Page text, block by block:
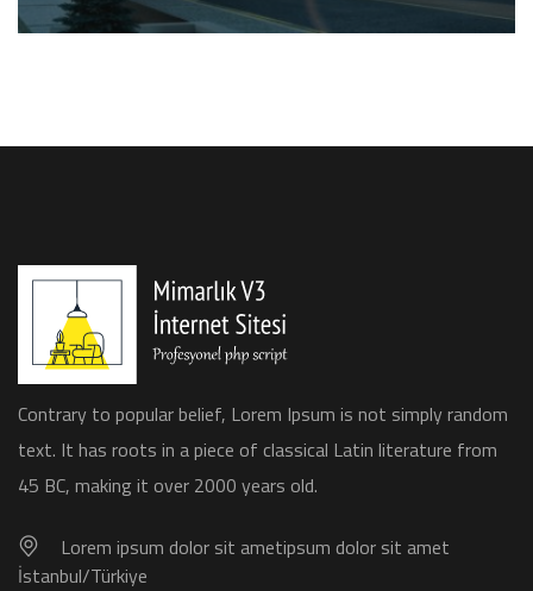
Contrary to popular belief, Lorem Ipsum is not simply random
text. It has roots in a piece of classical Latin literature from
45 BC, making it over 2000 years old.
Lorem ipsum dolor sit ametipsum dolor sit amet
İstanbul/Türkiye